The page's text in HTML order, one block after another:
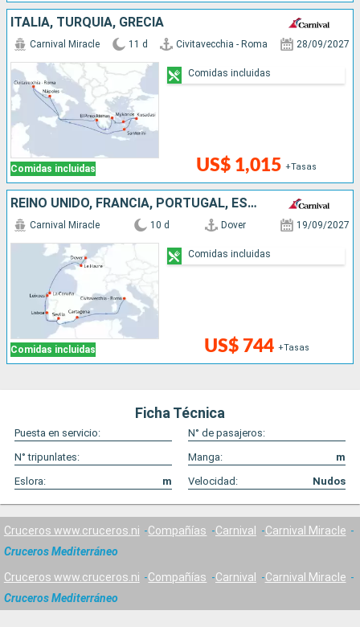
ITALIA, TURQUÍA, GRECIA
Comidas incluidas
Carnival Miracle 11 d Civitavecchia - Roma 28/09/2027
US$ 1,015 +Tasas
Comidas incluidas
REINO UNIDO, FRANCIA, PORTUGAL, ESPAÑA, ITALIA
Comidas incluidas
Carnival Miracle 10 d Dover 19/09/2027
US$ 744 +Tasas
Comidas incluidas
Ficha Técnica
Puesta en servicio:
N° de pasajeros:
N° tripunlates:
Manga:
m
Eslora:
m Velocidad: Nudos
Cruceros www.cruceros.ni Compañías Carnival
Carnival Miracle
Cruceros Mediterráneo
Cruceros www.cruceros.ni Compañías Carnival
Carnival Miracle
Cruceros Mediterráneo